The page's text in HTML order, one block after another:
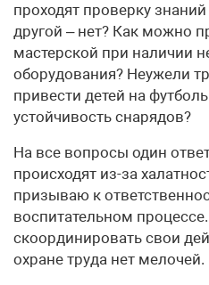
проходят проверку
другой – нет? Как можно
мастерской при наличии
оборудования? Неужели
привести детей на
устойчивость снарядов?
На все вопросы один
происходят из-за
призываю к
воспитательном
скоординировать свои
охране труда нет мелочей.